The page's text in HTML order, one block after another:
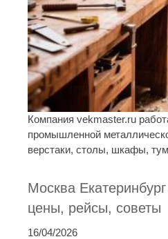
Компания vekmaster.ru
промышленной
верстаки, столы, шкафы,
Москва
цены, рейсы, советы
16/04/2026